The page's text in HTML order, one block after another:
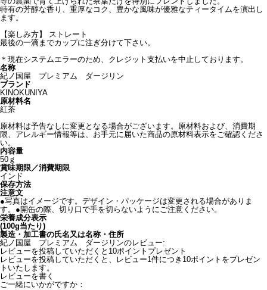
特有の芳醇な香り、重厚なコク、豊かな風味が優雅なティータイムを演出し
ます。
【楽しみ方】 ストレート
最後の一滴までカップに注ぎ分けて下さい。
＊現在システムエラーのため、クレジット支払いを中止しております。
名称
紀ノ国屋 プレミアム ダージリン
ブランド
KINOKUNIYA
原材料名
紅茶
原材料は予告なしに変更となる場合がございます。原材料および、消費期
限、アレルギー情報等は、お手元に届いた商品の原材料表示をご確認くださ
い。
内容量
50ｇ
賞味期限／消費期限
インド
保存方法
注意文
●写真はイメージです。デザイン・パッケージは変更される場合がありま
す。●開缶の際、切り口で手を切らないようにご注意ください。
栄養成分表示
(100g当たり)
製造・加工書の氏名又は名称・住所
紀ノ国屋 プレミアム ダージリンのレビュー:
レビューを投稿していただくと10ポイントプレゼント
レビューを投稿していただくと、レビュー1件につき10ポイントをプレゼン
トいたします。
レビューを書く
ご一緒にいかがですか：